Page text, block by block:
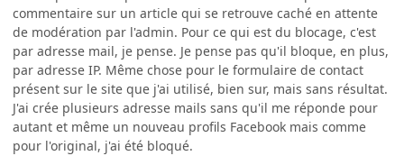
commentaire sur un article qui se retrouve caché en attente
de modération par l'admin. Pour ce qui est du blocage, c'est
par adresse mail, je pense. Je pense pas qu'il bloque, en plus,
par adresse IP. Même chose pour le formulaire de contact
présent sur le site que j'ai utilisé, bien sur, mais sans résultat.
J'ai crée plusieurs adresse mails sans qu'il me réponde pour
autant et même un nouveau profils Facebook mais comme
pour l'original, j'ai été bloqué.